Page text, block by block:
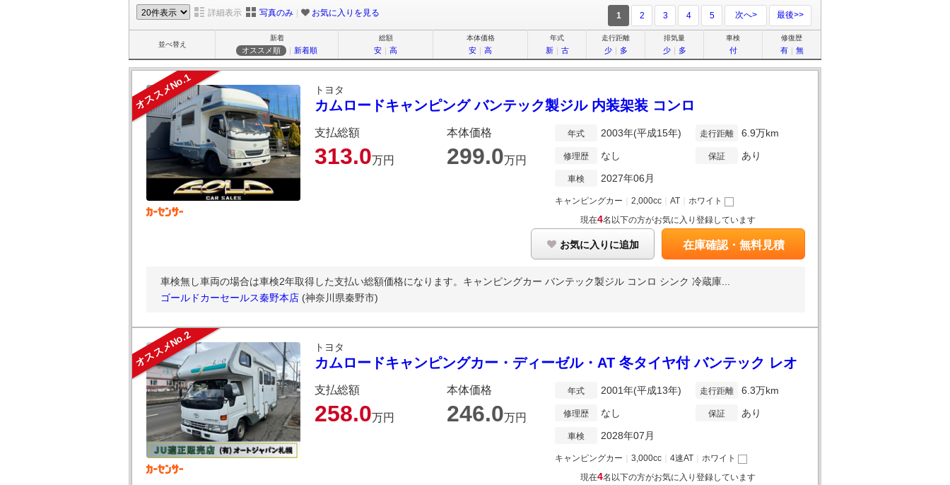
詳細表示 写真のみ ｜ お気に入りを見る 1 2 3 4 5 次へ> 最後>>
並べ替え
新着
オススメ順 ｜ 新着順
総額
安 ｜ 高
本体価格
安 ｜ 高
年式
新｜ 古
走行距離
少｜ 多
排気量
少｜ 多
車検
付
修復歴
有｜ 無
オススメNo.1 トヨタ
カムロードキャンピング バンテック製ジル 内装架装 コンロ
支払総額
313.0万円
本体価格
299.0万円
年式 2003年(平成15年)
修理歴 なし
車検 2027年06月
走行距離 6.9万km
保証 あり
キャンピングカー 2,000cc AT
ホワイト
現在4名以下の方がお気に入り登録しています
お気に入りに追加 在庫確認・無料見積
車検無し車両の場合は車検2年取得した支払い総額価格になります。キャンピングカー バンテック製ジル コンロ シンク 冷蔵庫...
ゴールドカーセールス秦野本店 (神奈川県秦野市)
オススメNo.2 トヨタ
カムロードキャンピングカー・ディーゼル・AT 冬タイヤ付 バンテック レオ
支払総額
258.0万円
本体価格
246.0万円
年式 2001年(平成13年)
修理歴 なし
車検 2028年07月
走行距離 6.3万km
保証 あり
キャンピングカー 3,000cc 4速AT
ホワイト
現在4名以下の方がお気に入り登録しています